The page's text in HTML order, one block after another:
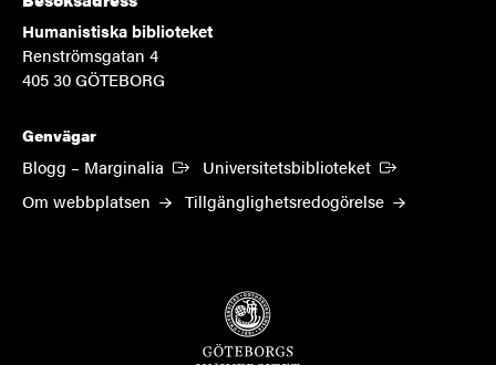
Humanistiska biblioteket
Renströmsgatan 4
405 30 GÖTEBORG
Genvägar
Blogg – Marginalia (Extern länk)
Universitetsbiblioteket (Extern länk)
Om webbplatsen
Tillgänglighetsredogörelse